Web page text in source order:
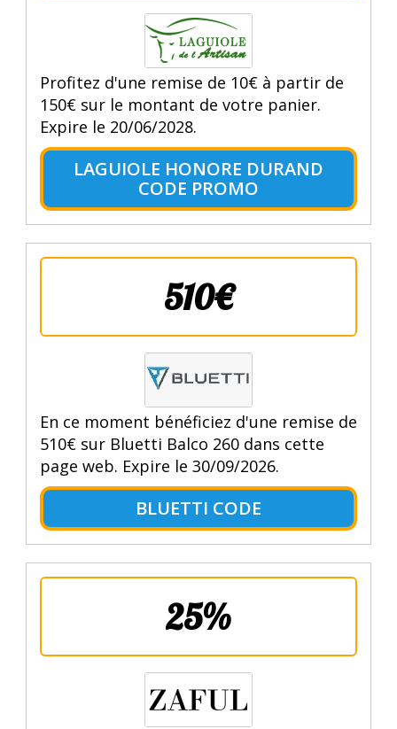
Profitez d'une remise de 10€ à partir de
150€ sur le montant de votre panier.
Expire le 20/06/2028.
LAGUIOLE HONORE DURAND
CODE PROMO
510€
En ce moment bénéficiez d'une remise de
510€ sur Bluetti Balco 260 dans cette
page web. Expire le 30/09/2026.
BLUETTI CODE
25%